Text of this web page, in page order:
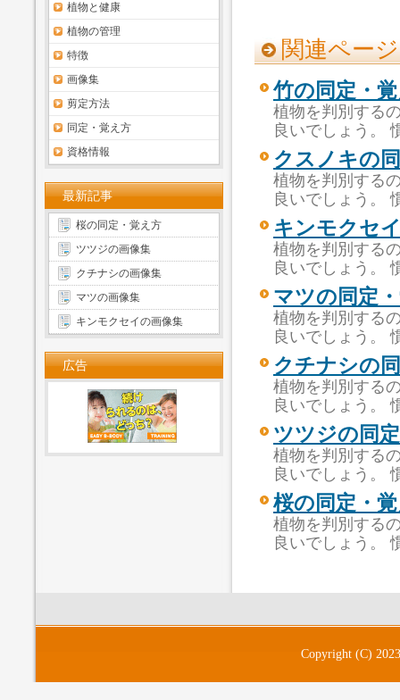
関連ページ
竹の同定・
植物を判別する
良いでしょう。
クスノキの
植物を判別する
良いでしょう。
キンモクセ
植物を判別する
良いでしょう。
マツの同定
植物を判別する
良いでしょう。
クチナシの
植物を判別する
良いでしょう。
ツツジの同
植物を判別する
良いでしょう。
桜の同定・
植物を判別する
良いでしょう。
植物と健康
植物の管理
特徴
画像集
剪定方法
同定・覚え方
資格情報
最新記事
桜の同定・覚え方
ツツジの画像集
クチナシの画像集
マツの画像集
キンモクセイの画像集
広告
Copyright (C)